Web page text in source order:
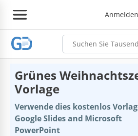
Anmelden
Grünes
Vorlage
Verwende dies kostenlos
Google Slides and Microsoft
PowerPoint